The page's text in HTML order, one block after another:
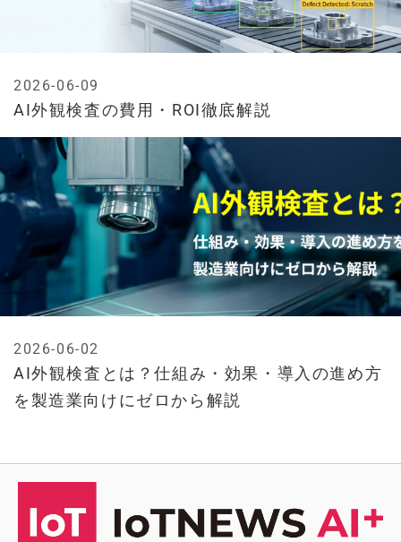
AI外観検査の費用・ROI徹底解説
2026-06-09
AI外観検査とは？仕組み・効果・導入の進め方
を製造業向けにゼロから解説
2026-06-02